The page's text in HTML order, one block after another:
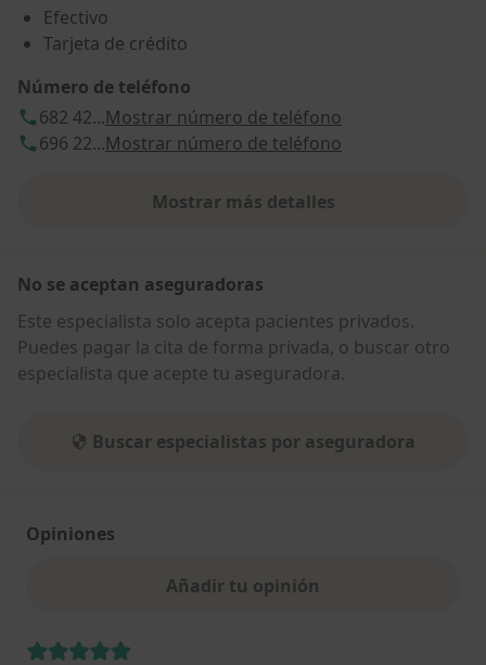
Efectivo
Tarjeta de crédito
Número de teléfono
682 42...Mostrar número de teléfono
696 22...Mostrar número de teléfono
Mostrar más detalles
sobre la dirección
No se aceptan aseguradoras
Este especialista solo acepta pacientes privados.
Puedes pagar la cita de forma privada, o buscar otro
especialista que acepte tu aseguradora.
Buscar especialistas por aseguradora
Opiniones
Añadir tu opinión